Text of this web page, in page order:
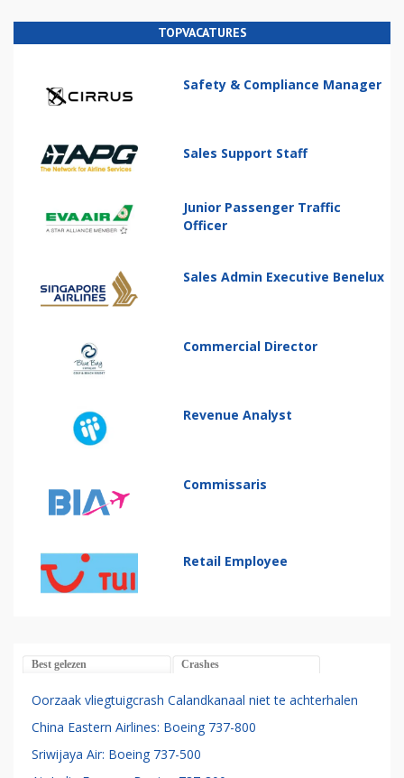
TOPVACATURES
Safety & Compliance Manager
Sales Support Staff
Junior Passenger Traffic
Officer
Sales Admin Executive Benelux
Commercial Director
Revenue Analyst
Commissaris
Retail Employee
Best gelezen Crashes
Oorzaak vliegtuigcrash Calandkanaal niet te achterhalen
China Eastern Airlines: Boeing 737-800
Sriwijaya Air: Boeing 737-500